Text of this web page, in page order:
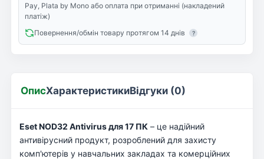
Pay, Plata by Mono або оплата при отриманні (накладений
платіж)
Повернення/обмін товару протягом 14 днів
?
ОписХарактеристикиВідгуки (0)
Eset NOD32 Antivirus для 17 ПК – це надійний
антивірусний продукт, розроблений для захисту
комп'ютерів у навчальних закладах та комерційних